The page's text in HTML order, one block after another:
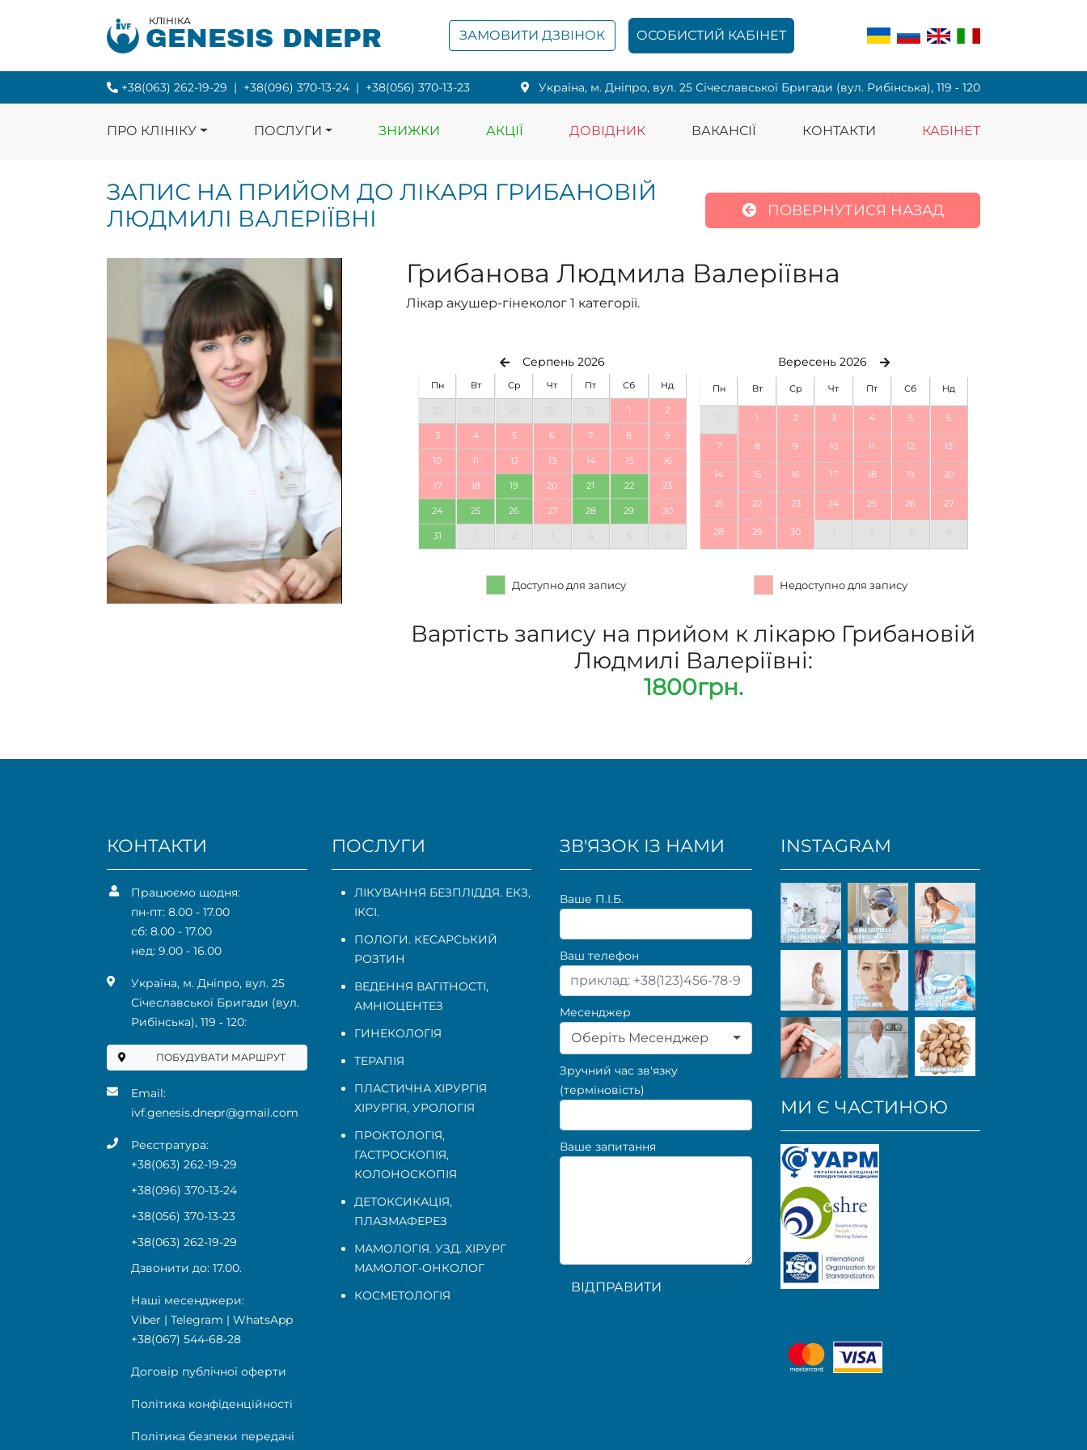
КЛІНІКА
GENESIS DNEPR ЗАМОВИТИ ДЗВІНОК ОСОБИСТИЙ КАБІНЕТ
+38(063) 262-19-29 | +38(096) 370-13-24 | +38(056) 370-13-23 Українa, м. Дніпро, вул. 25 Січеславської Бригади (вул. Рибінська), 119 ‑ 120
ПРО КЛІНІКУ ПОСЛУГИ ЗНИЖКИ АКЦІЇ ДОВІДНИК ВАКАНСІЇ КОНТАКТИ КАБІНЕТ
ЗАПИС НА ПРИЙОМ ДО ЛІКАРЯ ГРИБАНОВІЙ
ЛЮДМИЛІ ВАЛЕРІЇВНІ
ПОВЕРНУТИСЯ НАЗАД
Грибанова Людмила Валеріївна
Лікар акушер-гінеколог 1 категорії.
Серпень 2026
Пн Вт Ср Чт Пт Сб Нд
1 2
3 4 5 6 7 8 9
10 11 12 13 14 15 16
17 18 19 20 21 22 23
24 25 26 27 28 29 30
31
Вересень 2026
Пн Вт Ср Чт Пт Сб Нд
1 2 3 4 5 6
7 8 9 10 11 12 13
14 15 16 17 18 19 20
21 22 23 24 25 26 27
28 29 30
Доступно для запису Недоступно для запису
Вартість запису на прийом к лікарю Грибановій
Людмилі Валеріївні:
1800грн.
КОНТАКТИ
Працюємо щодня:
пн-пт: 8.00 - 17.00
сб: 8.00 - 17.00
нед: 9.00 - 16.00
Українa, м. Дніпро, вул. 25
Січеславської Бригади (вул.
Рибінська), 119 ‑ 120:
ПОБУДУВАТИ МАРШРУТ
Email:
ivf.genesis.dnepr@gmail.com
Реєстратура:
+38(063) 262-19-29
+38(096) 370-13-24
+38(056) 370-13-23
+38(063) 262-19-29
Дзвонити до: 17.00.
Наші месенджери:
Viber | Telegram | WhatsApp
+38(067) 544-68-28
Договір публічної оферти
Політика конфіденційності
Політика безпеки передачі
ПОСЛУГИ
ЛІКУВАННЯ БЕЗПЛІДДЯ. ЕКЗ,
ІКСІ.
ПОЛОГИ. КЕСАРСЬКИЙ
РОЗТИН
ВЕДЕННЯ ВАГІТНОСТІ,
АМНІОЦЕНТЕЗ
ГИНЕКОЛОГІЯ
ТЕРАПІЯ
ПЛАСТИЧНА ХІРУРГІЯ
ХІРУРГІЯ, УРОЛОГІЯ
ПРОКТОЛОГІЯ,
ГАСТРОСКОПІЯ,
КОЛОНОСКОПІЯ
ДЕТОКСИКАЦІЯ,
ПЛАЗМАФЕРЕЗ
МАМОЛОГІЯ. УЗД. ХІРУРГ
МАМОЛОГ-ОНКОЛОГ
КОСМЕТОЛОГІЯ
ЗВ'ЯЗОК ІЗ НАМИ
Ваше П.I.Б.
Ваш телефон
Месенджер
Оберіть Месенджер
Зручний час зв'язку
(терміновість)
Ваше запитання
ВІДПРАВИТИ
INSTAGRAM
МИ Є ЧАСТИНОЮ